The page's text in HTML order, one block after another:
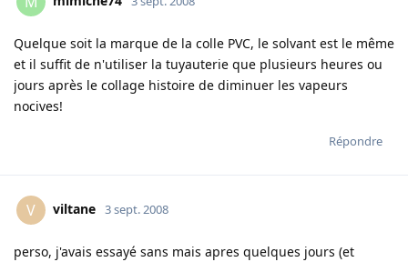
Quelque soit la marque de la colle PVC, le solvant est le même
et il suffit de n'utiliser la tuyauterie que plusieurs heures ou
jours après le collage histoire de diminuer les vapeurs
nocives!
Répondre
V viltane 3 sept. 2008
perso, j'avais essayé sans mais apres quelques jours (et